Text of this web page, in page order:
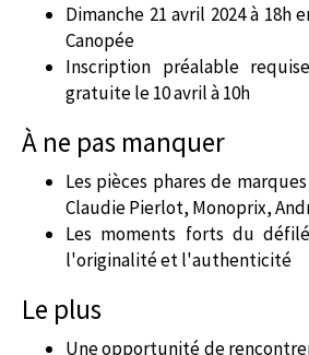
Dimanche 21 avril 2024 à 18h
Canopée
Inscription préalable
gratuite le 10 avril à 10h
À ne pas manquer
Les pièces phares de
Claudie Pierlot, Monoprix,
Les moments forts du
l'originalité et l'authenticité
Le plus
Une opportunité de